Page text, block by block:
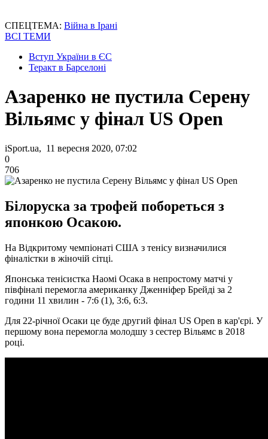
СПЕЦТЕМА: Війна в Ірані
ВСІ ТЕМИ
Вступ України в ЄС
Теракт в Барселоні
Азаренко не пустила Серену
Вільямс у фінал US Open
iSport.ua, 11 вересня 2020, 07:02
0
706
Білоруска за трофей побореться з
японкою Осакою.
На Відкритому чемпіонаті США з тенісу визначилися
фіналістки в жіночій сітці.
Японська тенісистка Наомі Осака в непростому матчі у
півфіналі перемогла американку Дженніфер Брейді за 2
години 11 хвилин - 7:6 (1), 3:6, 6:3.
Для 22-річної Осаки це буде другий фінал US Open в кар'єрі. У
першому вона перемогла молодшу з сестер Вільямс в 2018
році.